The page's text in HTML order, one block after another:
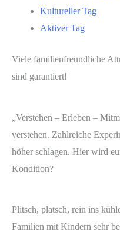
Kultureller Tag
Aktiver Tag
Viele familienfreundliche
sind garantiert!
„Verstehen – Erleben –
verstehen. Zahlreiche
höher schlagen. Hier wird
Kondition?
Plitsch, platsch, rein ins
Familien mit Kindern sehr